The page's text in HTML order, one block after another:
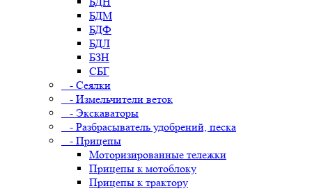
БДМ
БДФ
БДЛ
БЗН
СБГ
- Сеялки
- Измельчители веток
- Экскаваторы
- Разбрасыватель удобрений, песка
- Прицепы
Моторизированные тележки
Прицепы к мотоблоку
Прицепы к трактору